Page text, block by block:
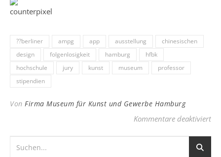
??berliner ampg app ausstellung
chinesischen
design
folgenlosigkeit hamburg
hfbk
hochschule
jury kunst museum
professor
stipendien
Von Firma Museum für Kunst und Gewerbe Hamburg
Kommentare deaktiviertfür